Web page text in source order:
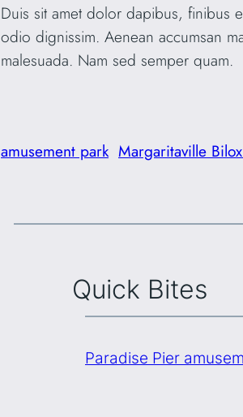
Duis sit amet dolor dapibus, finibus
odio dignissim. Aenean accumsan
malesuada. Nam sed semper quam.
amusement park Margaritaville
Quick Bites
Paradise Pier